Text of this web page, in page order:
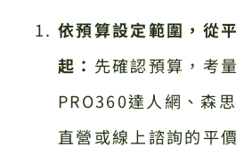
依預算設定範圍，從
起： 先確認預算，考
PRO360達人網、森
直營或線上諮詢的平